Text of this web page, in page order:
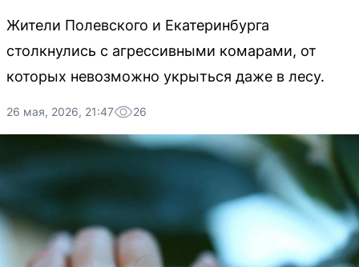
Жители Полевского и Екатеринбурга
столкнулись с агрессивными комарами, от
которых невозможно укрыться даже в лесу.
26 мая, 2026, 21:47 26